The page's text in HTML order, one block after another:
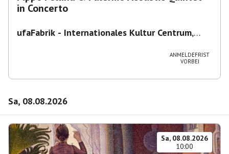
in Concerto
ufaFabrik - Internationales Kultur Centrum,
ANMELDEFRIST
VORBEI
Sa, 08.08.2026
Sa, 08.08.2026
10:00